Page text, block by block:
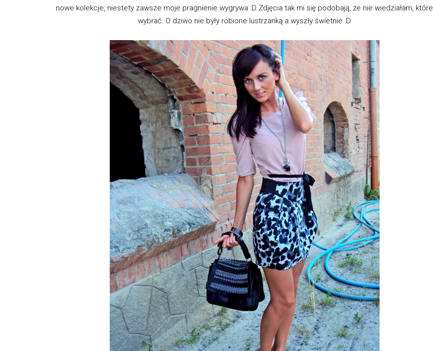
nowe kolekcje, niestety zawsze moje pragnienie wygrywa :D Zdjęcia tak mi się podobają, że nie wiedziałam, które
wybrać. O dziwo nie były robione lustrzanką a wyszły świetnie :D